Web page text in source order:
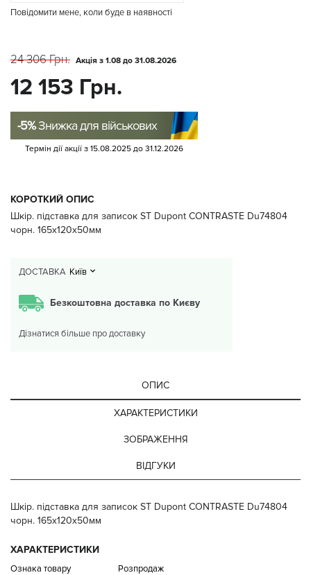
Повідомити мене, коли буде в наявності
24 306 Грн. Акція з 1.08 до 31.08.2026
12 153 Грн.
-5%Знижка для військових
Термін дії акції з 15.08.2025 до 31.12.2026
КОРОТКИЙ ОПИС
Шкір. підставка для записок ST Dupont CONTRASTE Du74804
чорн. 165x120x50мм
ДОСТАВКА Київ
Безкоштовна доставка по Києву
Дізнатися більше про доставку
ОПИС
ХАРАКТЕРИСТИКИ
ЗОБРАЖЕННЯ
ВІДГУКИ
Шкір. підставка для записок ST Dupont CONTRASTE Du74804
чорн. 165x120x50мм
ХАРАКТЕРИСТИКИ
Ознака товару
Розпродаж